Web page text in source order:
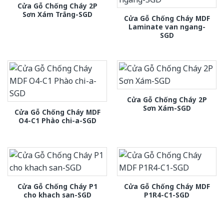
Cửa Gỗ Chống Cháy 2P
Sơn Xám Trắng-SGD
Cửa Gỗ Chống Cháy MDF
Laminate van ngang-
SGD
Cửa Gỗ Chống Cháy MDF
O4-C1 Phào chi-a-SGD
Cửa Gỗ Chống Cháy 2P
Sơn Xám-SGD
Cửa Gỗ Chống Cháy P1
cho khach san-SGD
Cửa Gỗ Chống Cháy MDF
P1R4-C1-SGD